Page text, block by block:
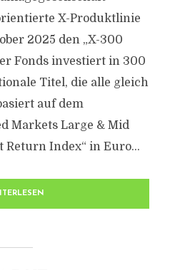
X-Produktlinie
2025 den „X-300
Fonds investiert in 300
Titel, die alle gleich
auf dem
Markets Large & Mid
Return Index“ in Euro...